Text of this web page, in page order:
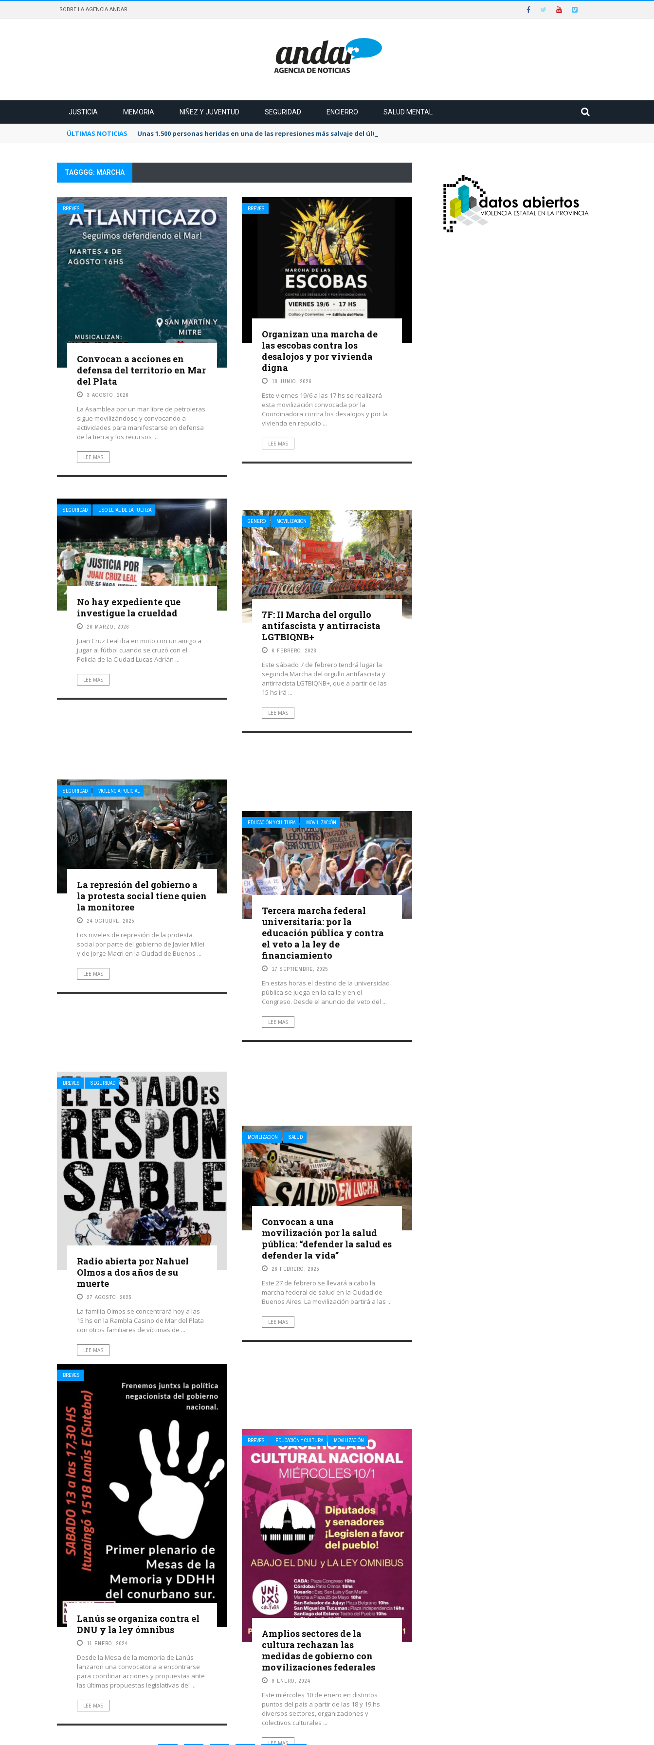
SOBRE LA AGENCIA ANDAR
JUSTICIA MEMORIA NIÑEZ Y JUVENTUD SEGURIDAD ENCIERRO SALUD MENTAL
ÚLTIMAS NOTICIAS Unas 1.500 personas heridas en una de las represiones más salvaje del último tiempo
TAGGGG: MARCHA
BREVES
Convocan a acciones en
defensa del territorio en Mar
del Plata
3 AGOSTO, 2026
La Asamblea por un mar libre de petroleras
sigue movilizándose y convocando a
actividades para manifestarse en defensa
de la tierra y los recursos ...
LEE MAS
BREVES
Organizan una marcha de
las escobas contra los
desalojos y por vivienda
digna
18 JUNIO, 2026
Este viernes 19/6 a las 17 hs se realizará
esta movilización convocada por la
Coordinadora contra los desalojos y por la
vivienda en repudio ...
LEE MAS
SEGURIDAD USO LETAL DE LA FUERZA
No hay expediente que
investigue la crueldad
26 MARZO, 2026
Juan Cruz Leal iba en moto con un amigo a
jugar al fútbol cuando se cruzó con el
Policía de la Ciudad Lucas Adrián ...
LEE MAS
GÉNERO MOVILIZACIÓN
7F: II Marcha del orgullo
antifascista y antirracista
LGTBIQNB+
6 FEBRERO, 2026
Este sábado 7 de febrero tendrá lugar la
segunda Marcha del orgullo antifascista y
antirracista LGTBIQNB+, que a partir de las
15 hs irá ...
LEE MAS
SEGURIDAD VIOLENCIA POLICIAL
La represión del gobierno a
la protesta social tiene quien
la monitoree
24 OCTUBRE, 2025
Los niveles de represión de la protesta
social por parte del gobierno de Javier Milei
y de Jorge Macri en la Ciudad de Buenos ...
LEE MAS
EDUCACIÓN Y CULTURA MOVILIZACIÓN
Tercera marcha federal
universitaria: por la
educación pública y contra
el veto a la ley de
financiamiento
17 SEPTIEMBRE, 2025
En estas horas el destino de la universidad
pública se juega en la calle y en el
Congreso. Desde el anuncio del veto del ...
LEE MAS
BREVES SEGURIDAD
Radio abierta por Nahuel
Olmos a dos años de su
muerte
27 AGOSTO, 2025
La familia Olmos se concentrará hoy a las
15 hs en la Rambla Casino de Mar del Plata
con otros familiares de víctimas de ...
LEE MAS
MOVILIZACIÓN SALUD
Convocan a una
movilización por la salud
pública: “defender la salud es
defender la vida”
26 FEBRERO, 2025
Este 27 de febrero se llevará a cabo la
marcha federal de salud en la Ciudad de
Buenos Aires. La movilización partirá a las ...
LEE MAS
BREVES
Lanús se organiza contra el
DNU y la ley ómnibus
11 ENERO, 2024
Desde la Mesa de la memoria de Lanús
lanzaron una convocatoria a encontrarse
para coordinar acciones y propuestas ante
las últimas propuestas legislativas del ...
LEE MAS
BREVES EDUCACIÓN Y CULTURA MOVILIZACIÓN
Amplios sectores de la
cultura rechazan las
medidas de gobierno con
movilizaciones federales
9 ENERO, 2024
Este miércoles 10 de enero en distintos
puntos del país a partir de las 18 y 19 hs
diversos sectores, organizaciones y
colectivos culturales ...
LEE MAS